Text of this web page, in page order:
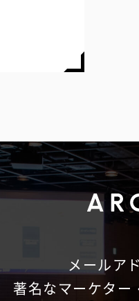
メールア
著名なマーケター